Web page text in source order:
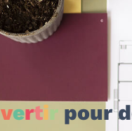
vertir pour